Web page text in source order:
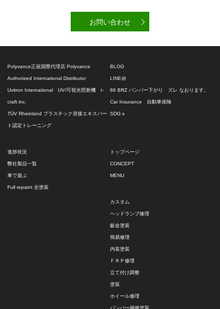
お問い合わせ
Polyvance正規国際代理店 Polyvance
Authorized International Distributor
Uvitron International UV/可視光照射機 t-
craft inc.
TÜV Rheinland プラスチック溶接エキスパー
ト認定トレーニング
BLOG
LINE@
86 BRZ バンパー下がり ズレ なおります。
Car Insurance 自動車保険
SDGｓ
進捗状況
弊社製品一覧
車で遊ぶ
Full repaint 全塗装
トップページ
CONCEPT
MENU
カスタム
ヘッドランプ修理
鈑金塗装
簡易修理
内装塗装
ＦＲＰ修理
立て付け調整
塗装
ホイール修理
バンパー補修塗装